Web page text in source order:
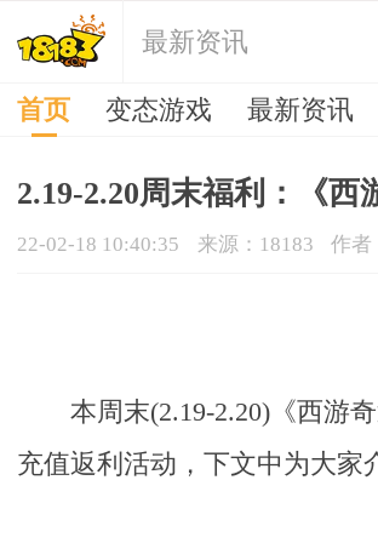
最新资讯
首页 变态游戏 最新资讯
2.19-2.20周末福利：《
22-02-18 10:40:35 来源：18183 作者
本周末(2.19-2.20)《西游
充值返利活动，下文中为大家